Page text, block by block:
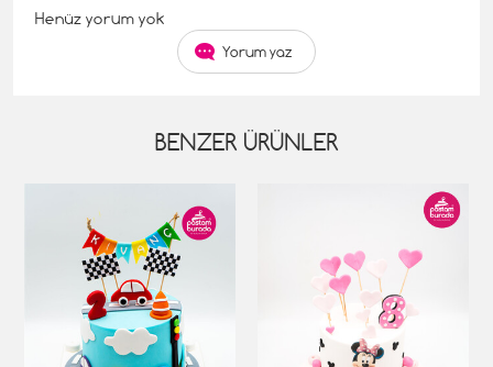
Henüz yorum yok
Yorum yaz
BENZER ÜRÜNLER